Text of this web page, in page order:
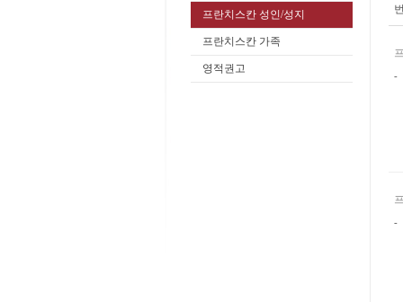
-
-
프란치스칸 성인/성지
프란치스칸 가족
영적권고